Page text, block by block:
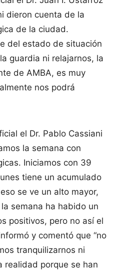
dieron cuenta de la
de la ciudad.
del estado de situación
guardia ni relajarnos, la
de AMBA, es muy
nos podrá
el Dr. Pablo Cassiani
la semana con
Iniciamos con 39
tiene un acumulado
se ve un alto mayor,
semana ha habido un
positivos, pero no así el
y comentó que “no
tranquilizarnos ni
realidad porque se han